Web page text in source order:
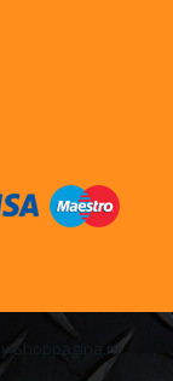
Shoppagina.nl